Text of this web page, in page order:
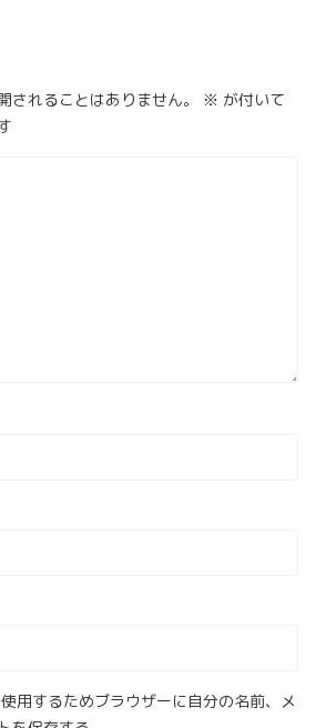
されることはありません。 ※ が付いて
用するためブラウザーに自分の名前、メ